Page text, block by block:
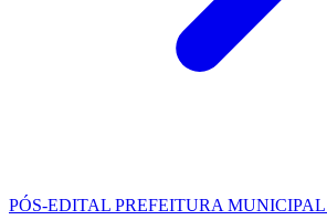
PÓS-EDITAL PREFEITURA